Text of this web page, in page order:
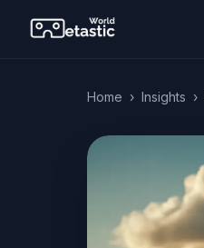
Home › Insights ›